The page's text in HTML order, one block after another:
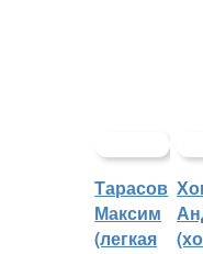
Тарасов
Максим
(легкая